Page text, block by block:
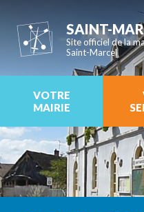
SAINT-
Site officiel de la
Saint-Marcel
VOTRE
MAIRIE